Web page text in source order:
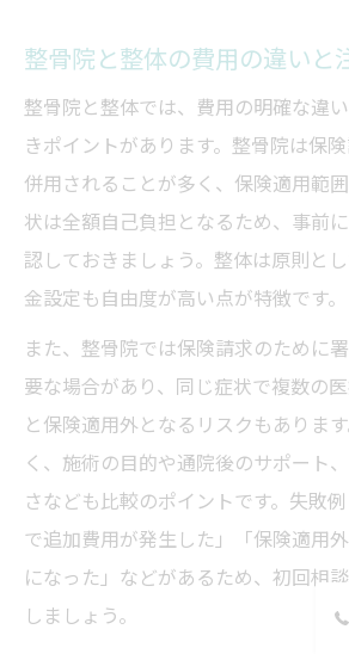
整骨院と整体の費用の違いと
整骨院と整体では、費用の明確な違
きポイントがあります。整骨院は保
併用されることが多く、保険適用範
状は全額自己負担となるため、事前
認しておきましょう。整体は原則と
金設定も自由度が高い点が特徴です。
また、整骨院では保険請求のために
要な場合があり、同じ症状で複数の
と保険適用外となるリスクもありま
く、施術の目的や通院後のサポート
さなども比較のポイントです。失敗例
で追加費用が発生した」「保険適用外
になった」などがあるため、初回相
しましょう。